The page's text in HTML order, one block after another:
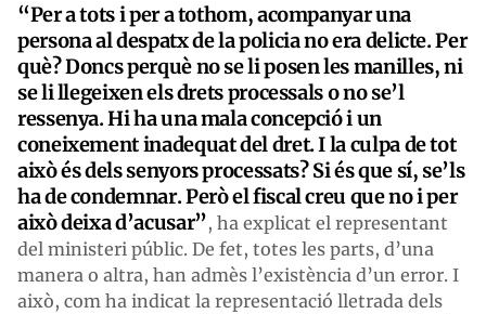
“Per a tots i per a tothom, acompanyar una
persona al despatx de la policia no era delicte. Per
què? Doncs perquè no se li posen les manilles, ni
se li llegeixen els drets processals o no se’l
ressenya. Hi ha una mala concepció i un
coneixement inadequat del dret. I la culpa de tot
això és dels senyors processats? Si és que sí, se’ls
ha de condemnar. Però el fiscal creu que no i per
això deixa d’acusar”, ha explicat el representant
del ministeri públic. De fet, totes les parts, d’una
manera o altra, han admès l’existència d’un error. I
això, com ha indicat la representació lletrada dels